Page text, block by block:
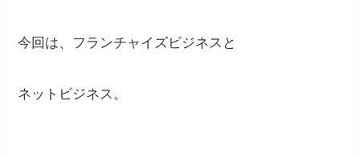
今回は、フランチャイズビジネスと
ネットビジネス。